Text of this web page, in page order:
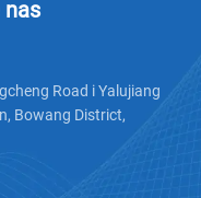
Road i Yalujiang
Bowang District,